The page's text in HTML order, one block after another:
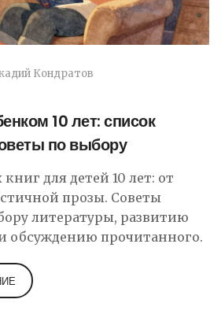
Кондратов
10 лет: список
по выбору
для детей 10 лет: от
прозы. Советы
литературы, развитию
обсуждению прочитанного.